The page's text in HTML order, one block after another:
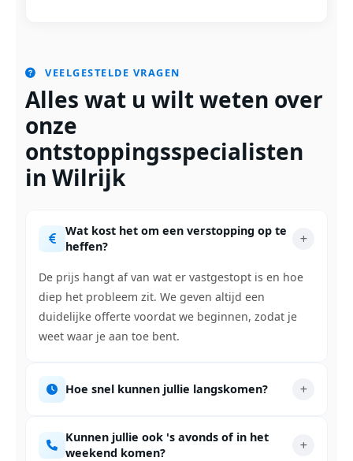
VEELGESTELDE VRAGEN
Alles wat u wilt weten over
onze
ontstoppingsspecialisten
in Wilrijk
Wat kost het om een verstopping op te
heffen?
De prijs hangt af van wat er vastgestopt is en hoe
diep het probleem zit. We geven altijd een
duidelijke offerte voordat we beginnen, zodat je
weet waar je aan toe bent.
Hoe snel kunnen jullie langskomen?
Kunnen jullie ook 's avonds of in het
weekend komen?